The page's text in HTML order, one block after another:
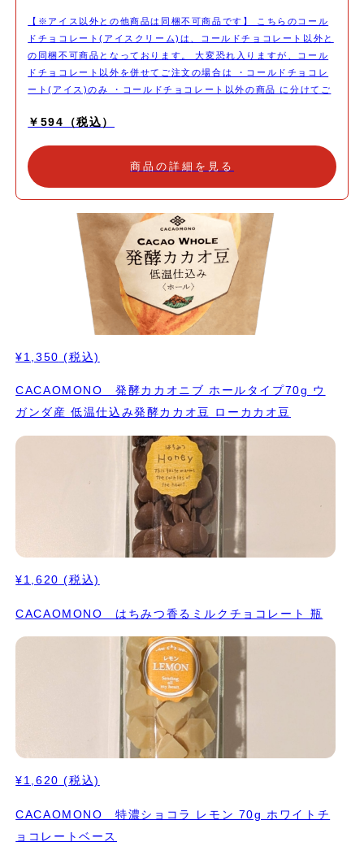
【※アイス以外との他商品は同梱不可商品です】 こちらのコール
ドチョコレート(アイスクリーム)は、コールドチョコレート以外と
の同梱不可商品となっております。 大変恐れ入りますが、コール
ドチョコレート以外を併せてご注文の場合は ・コールドチョコレ
ート(アイス)のみ ・コールドチョコレート以外の商品 に分けてご
ートとは同梱可能です。 【カカオものオリジナルアイスクリー
レート職人たちが、1865年に発明したことから始まりました。 ジ
ャンドゥイアとは、焙煎したナッツ類、主にヘーゼルナッツやアー
溶けるようなカカオの風味、贅沢なジャンドゥーヤチョコレートを
使用したオリジナルアイスクリームが登場しました。 まるで冷た
いチョコレートを食べているかのような濃厚な味わいは、チョコレ
ート好きにはたまらない一品です。 贈答用にも最適なこのアイス
クリームは、特別な日のプチ贈り物やお誕生日プレゼントとしても
喜ばれること間違いなし。 大切な人への気持ちを添えて、特別な
ひとときを共有しませんか？ ジャンドゥーヤチョコレートの濃厚
変えてくれることでしょう。是非、贈り物や自分へのご褒美として
ング付きです。 【内容量】60ml 【製造国】日本 【加工者】カカ
オもの 【栄養成分表】1個(60ml)あたり ・エネルギー158kcal ・
￥594（税込）
商品の詳細を見る
¥1,350 (税込)
CACAOMONO 発酵カカオニブ ホールタイプ70g ウ
ガンダ産 低温仕込み発酵カカオ豆 ローカカオ豆
¥1,620 (税込)
CACAOMONO はちみつ香るミルクチョコレート 瓶
¥1,620 (税込)
CACAOMONO 特濃ショコラ レモン 70g ホワイトチ
ョコレートベース